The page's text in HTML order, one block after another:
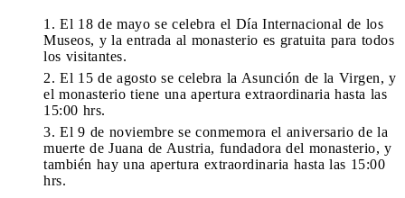
El 18 de mayo se celebra el Día Internacional de los
Museos, y la entrada al monasterio es gratuita para todos
los visitantes.
El 15 de agosto se celebra la Asunción de la Virgen, y
el monasterio tiene una apertura extraordinaria hasta las
15:00 hrs.
El 9 de noviembre se conmemora el aniversario de la
muerte de Juana de Austria, fundadora del monasterio, y
también hay una apertura extraordinaria hasta las 15:00
hrs.